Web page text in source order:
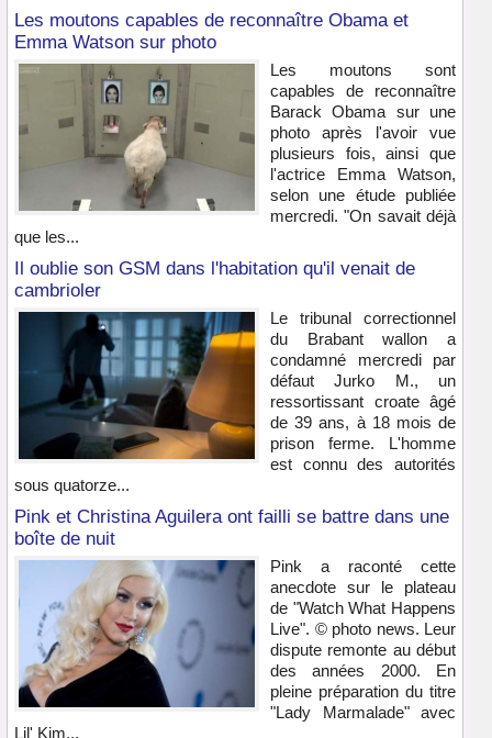
Les moutons capables de reconnaître Obama et
Emma Watson sur photo
Les moutons sont
capables de reconnaître
Barack Obama sur une
photo après l'avoir vue
plusieurs fois, ainsi que
l'actrice Emma Watson,
selon une étude publiée
mercredi. "On savait déjà
que les...
Il oublie son GSM dans l'habitation qu'il venait de
cambrioler
Le tribunal correctionnel
du Brabant wallon a
condamné mercredi par
défaut Jurko M., un
ressortissant croate âgé
de 39 ans, à 18 mois de
prison ferme. L'homme
est connu des autorités
sous quatorze...
Pink et Christina Aguilera ont failli se battre dans une
boîte de nuit
Pink a raconté cette
anecdote sur le plateau
de "Watch What Happens
Live". © photo news. Leur
dispute remonte au début
des années 2000. En
pleine préparation du titre
"Lady Marmalade" avec
Lil' Kim...